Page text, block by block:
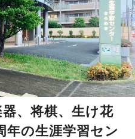
器、将棋、生け花
年の生涯学習セン